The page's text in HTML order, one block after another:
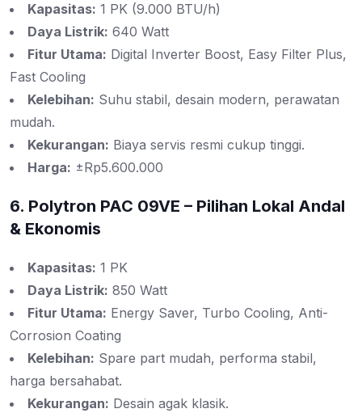
Kapasitas: 1 PK (9.000 BTU/h)
Daya Listrik: 640 Watt
Fitur Utama: Digital Inverter Boost, Easy Filter Plus,
Fast Cooling
Kelebihan: Suhu stabil, desain modern, perawatan
mudah.
Kekurangan: Biaya servis resmi cukup tinggi.
Harga: ±Rp5.600.000
6. Polytron PAC 09VE – Pilihan Lokal Andal
& Ekonomis
Kapasitas: 1 PK
Daya Listrik: 850 Watt
Fitur Utama: Energy Saver, Turbo Cooling, Anti-
Corrosion Coating
Kelebihan: Spare part mudah, performa stabil,
harga bersahabat.
Kekurangan: Desain agak klasik.